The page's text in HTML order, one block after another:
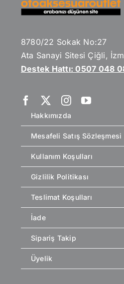
8780/22 Sokak No:27
Ata Sanayi Sitesi Çiğli,
Destek Hattı: 0507 048
Hakkımızda
Mesafeli Satış Sözleşmesi
Kullanım Koşulları
Gizlilik Politikası
Teslimat Koşulları
İade
Sipariş Takip
Üyelik